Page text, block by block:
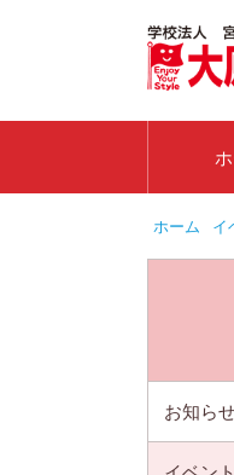
ホーム イ
お知ら